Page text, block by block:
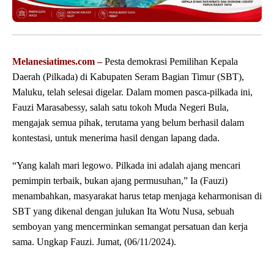
Melanesiatimes.com – Pesta demokrasi Pemilihan Kepala
Daerah (Pilkada) di Kabupaten Seram Bagian Timur (SBT),
Maluku, telah selesai digelar. Dalam momen pasca-pilkada ini,
Fauzi Marasabessy, salah satu tokoh Muda Negeri Bula,
mengajak semua pihak, terutama yang belum berhasil dalam
kontestasi, untuk menerima hasil dengan lapang dada.
“Yang kalah mari legowo. Pilkada ini adalah ajang mencari
pemimpin terbaik, bukan ajang permusuhan,” Ia (Fauzi)
menambahkan, masyarakat harus tetap menjaga keharmonisan di
SBT yang dikenal dengan julukan Ita Wotu Nusa, sebuah
semboyan yang mencerminkan semangat persatuan dan kerja
sama. Ungkap Fauzi. Jumat, (06/11/2024).